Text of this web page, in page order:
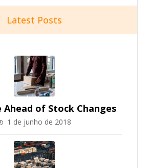
Latest Posts
Ahead of Stock Changes
1 de junho de 2018